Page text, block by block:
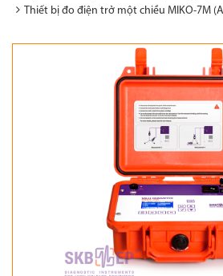
Thiết bị đo điện trở một chiều MIKO-7M